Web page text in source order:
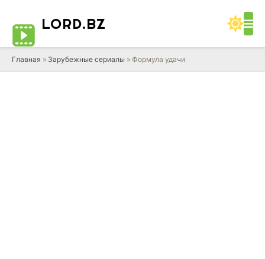
LORD.BZ
Главная » Зарубежные сериалы » Формула удачи